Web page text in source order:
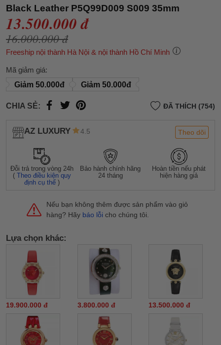
Black Leather P5Q99D009 S009 35mm
13.500.000 đ
16.000.000 đ
Freeship nội thành Hà Nội & nội thành Hồ Chí Minh
Mã giảm giá:
Giảm 50.000đ
Giảm 50.000đ
CHIA SẺ: ĐÃ THÍCH (754)
AZ LUXURY 4.5 Theo dõi
Đỗi trả trong vòng 24h
(Theo điều kiện quy
định cụ thể )
Bảo hành chính hãng
24 tháng
Hoàn tiền nếu phát
hiện hàng giả
Nếu bạn không thêm được sản phẩm vào giỏ
hàng? Hãy báo lỗi cho chúng tôi.
Lựa chọn khác:
19.900.000 đ 3.800.000 đ 13.500.000 đ